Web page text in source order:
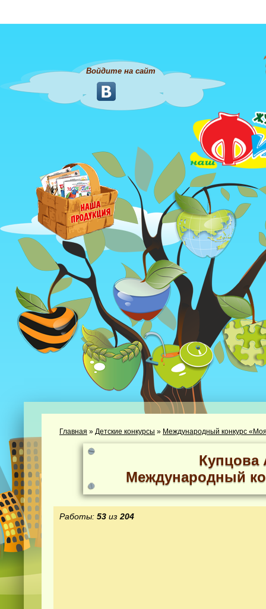
Войдите на сайт
Главная » Детские конкурсы » Международный конкурс
Купцова
Международный
Работы: 53 из 204